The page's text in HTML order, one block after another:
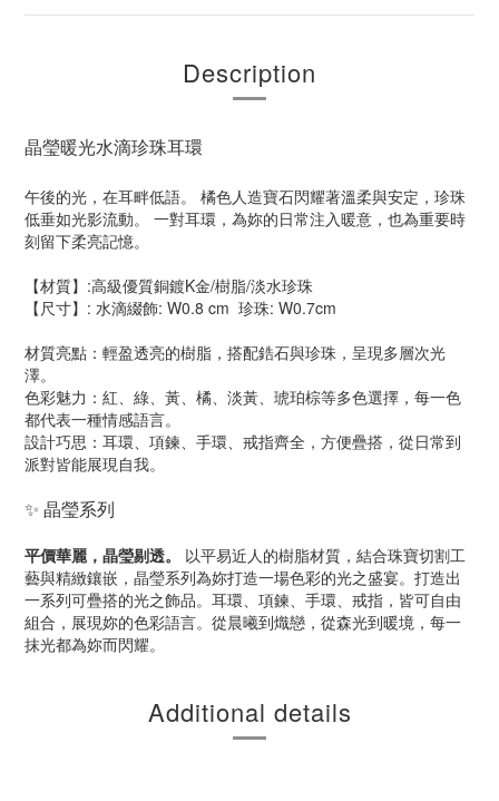
Description
晶瑩暖光水滴珍珠耳環
午後的光，在耳畔低語。 橘色人造寶石閃耀著溫柔與安定，珍珠
低垂如光影流動。 一對耳環，為妳的日常注入暖意，也為重要時
刻留下柔亮記憶。
【材質】:高級優質銅鍍K金/樹脂/淡水珍珠
【尺寸】: 水滴綴飾: W0.8 cm 珍珠: W0.7cm
材質亮點：輕盈透亮的樹脂，搭配鋯石與珍珠，呈現多層次光
澤。
色彩魅力：紅、綠、黃、橘、淡黃、琥珀棕等多色選擇，每一色
都代表一種情感語言。
設計巧思：耳環、項鍊、手環、戒指齊全，方便疊搭，從日常到
派對皆能展現自我。
✨ 晶瑩系列
平價華麗，晶瑩剔透。
以平易近人的樹脂材質，結合珠寶切割工
藝與精緻鑲嵌，晶瑩系列為妳打造一場色彩的光之盛宴。打造出
一系列可疊搭的光之飾品。耳環、項鍊、手環、戒指，皆可自由
組合，展現妳的色彩語言。從晨曦到熾戀，從森光到暖境，每一
抹光都為妳而閃耀。
Additional details